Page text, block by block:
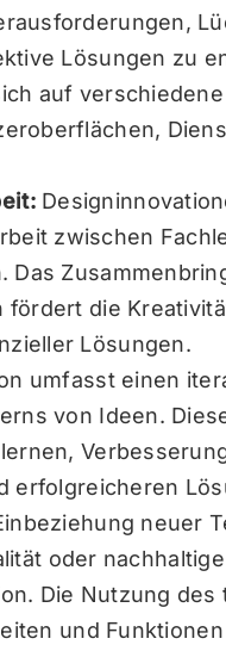
Lösungen zu
auf
zwischen
die
Lösungen.
umfasst einen
von Ideen.
erfolgreicheren
neuer
oder
Die Nutzung des
und